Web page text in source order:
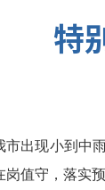
特
市出现小到中
岗值守，落实